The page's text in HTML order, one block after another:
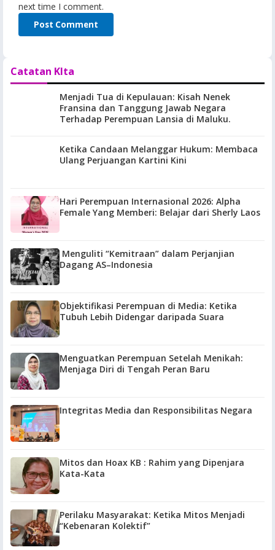
next time I comment.
Catatan KIta
Menjadi Tua di Kepulauan: Kisah Nenek
Fransina dan Tanggung Jawab Negara
Terhadap Perempuan Lansia di Maluku.
Ketika Candaan Melanggar Hukum: Membaca
Ulang Perjuangan Kartini Kini
Hari Perempuan Internasional 2026: Alpha
Female Yang Memberi: Belajar dari Sherly Laos
Menguliti “Kemitraan” dalam Perjanjian
Dagang AS–Indonesia
Objektifikasi Perempuan di Media: Ketika
Tubuh Lebih Didengar daripada Suara
Menguatkan Perempuan Setelah Menikah:
Menjaga Diri di Tengah Peran Baru
Integritas Media dan Responsibilitas Negara
Mitos dan Hoax KB : Rahim yang Dipenjara
Kata-Kata
Perilaku Masyarakat: Ketika Mitos Menjadi
“Kebenaran Kolektif”